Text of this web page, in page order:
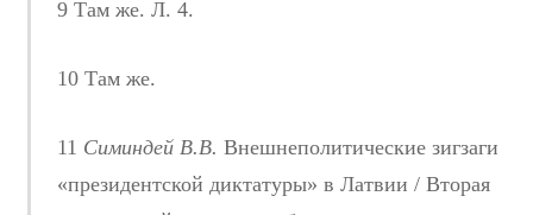
9 Там же. Л. 4.
10 Там же.
11 Симиндей В.В. Внешнеполитические зигзаги
«президентской диктатуры» в Латвии / Вторая